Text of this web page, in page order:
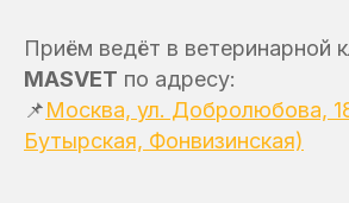
Приём ведёт в ветеринарной
MASVET по адресу:
📌Москва, ул. Добролюбова,
Бутырская, Фонвизинская)